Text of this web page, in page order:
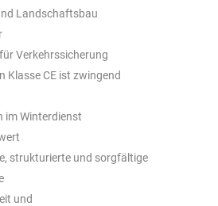
Landschaftsbau
Verkehrssicherung
Klasse CE ist zwingend
im Winterdienst
strukturierte und sorgfältige
und